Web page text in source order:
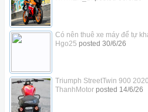
Có nên thuê xe máy để tự
Hgo25 posted 30/6/26
Triumph StreetTwin 900 2020
ThanhMotorposted 14/6/26